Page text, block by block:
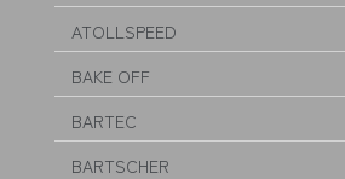
ATOLLSPEED
BAKE OFF
BARTEC
BARTSCHER